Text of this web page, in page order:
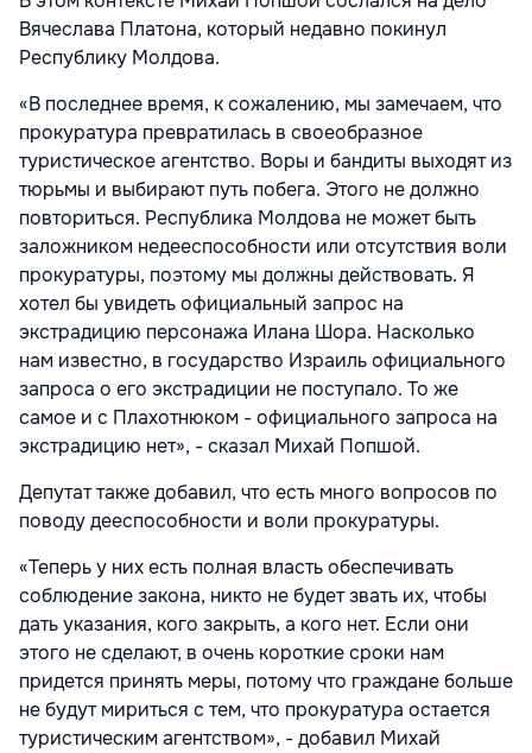
Вячеслава Платона, который недавно покинул
Республику Молдова.
«В последнее время, к сожалению, мы замечаем, что
прокуратура превратилась в своеобразное
туристическое агентство. Воры и бандиты выходят из
тюрьмы и выбирают путь побега. Этого не должно
повториться. Республика Молдова не может быть
заложником недееспособности или отсутствия воли
прокуратуры, поэтому мы должны действовать. Я
хотел бы увидеть официальный запрос на
экстрадицию персонажа Илана Шора. Насколько
нам известно, в государство Израиль официального
запроса о его экстрадиции не поступало. То же
самое и с Плахотнюком - официального запроса на
экстрадицию нет», - сказал Михай Попшой.
Депутат также добавил, что есть много вопросов по
поводу дееспособности и воли прокуратуры.
«Теперь у них есть полная власть обеспечивать
соблюдение закона, никто не будет звать их, чтобы
дать указания, кого закрыть, а кого нет. Если они
этого не сделают, в очень короткие сроки нам
придется принять меры, потому что граждане больше
не будут мириться с тем, что прокуратура остается
туристическим агентством», - добавил Михай